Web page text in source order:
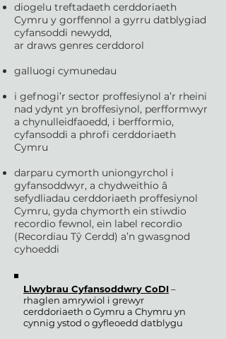
diogelu treftadaeth cerddoriaeth
Cymru y gorffennol a gyrru datblygiad
cyfansoddi newydd,
ar draws genres cerddorol
galluogi cymunedau
​i gefnogi’r sector proffesiynol a’r rheini
nad ydynt yn broffesiynol, perfformwyr
a chynulleidfaoedd, i berfformio,
cyfansoddi a phrofi cerddoriaeth
Cymru
darparu cymorth uniongyrchol i
gyfansoddwyr, a chydweithio â
sefydliadau cerddoriaeth proffesiynol
Cymru, gyda chymorth ein stiwdio
recordio fewnol, ein label recordio
(Recordiau Tŷ Cerdd) a’n gwasgnod
cyhoeddi
Llwybrau Cyfansoddwry CoDI–
rhaglen amrywiol i grewyr
cerddoriaeth o Gymru a Chymru yn
cynnig ystod o gyfleoedd datblygu